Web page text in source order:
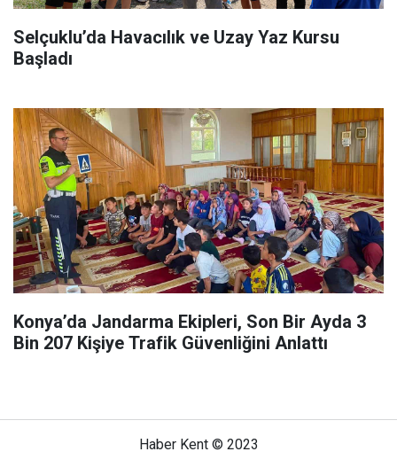
Selçuklu’da Havacılık ve Uzay Yaz Kursu
Başladı
Konya’da Jandarma Ekipleri, Son Bir Ayda 3
Bin 207 Kişiye Trafik Güvenliğini Anlattı
Haber Kent © 2023